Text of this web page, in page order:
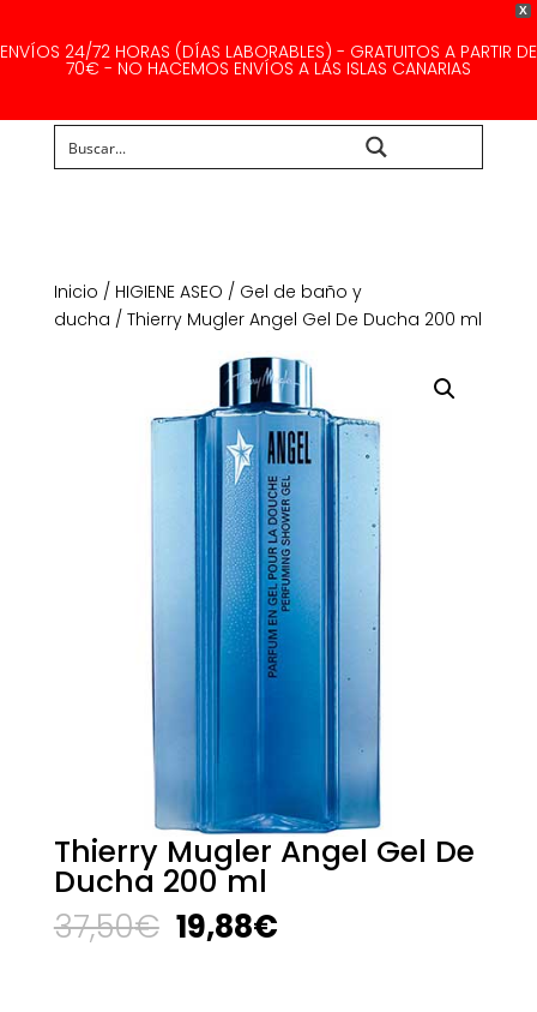
X
ENVÍOS 24/72 HORAS (DÍAS LABORABLES) - GRATUITOS A PARTIR DE
70€ - NO HACEMOS ENVÍOS A LAS ISLAS CANARIAS
Inicio / HIGIENE ASEO / Gel de baño y
ducha / Thierry Mugler Angel Gel De Ducha 200 ml
Thierry Mugler Angel Gel De
Ducha 200 ml
37,50€ El
precio
19,88€El